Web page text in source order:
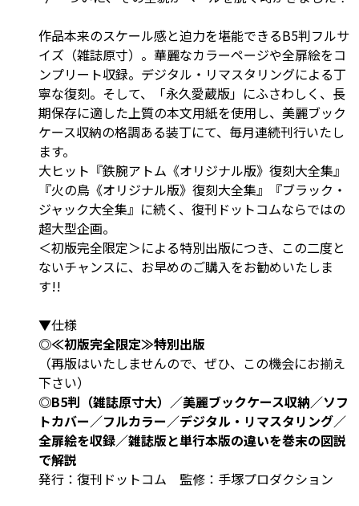
作品本来のスケール感と迫力を堪能できるB5判フルサ
イズ（雑誌原寸）。華麗なカラーページや全扉絵をコ
ンプリート収録。デジタル・リマスタリングによる丁
寧な復刻。そして、「永久愛蔵版」にふさわしく、長
期保存に適した上質の本文用紙を使用し、美麗ブック
ケース収納の格調ある装丁にて、毎月連続刊行いたし
ます。
大ヒット『鉄腕アトム《オリジナル版》復刻大全集』
『火の鳥《オリジナル版》復刻大全集』『ブラック・
ジャック大全集』に続く、復刊ドットコムならではの
超大型企画。
＜初版完全限定＞による特別出版につき、この二度と
ないチャンスに、お早めのご購入をお勧めいたしま
す!!
▼仕様
◎≪初版完全限定≫特別出版
（再版はいたしませんので、ぜひ、この機会にお揃え
下さい）
◎B5判（雑誌原寸大）／美麗ブックケース収納／ソフ
トカバー／フルカラー／デジタル・リマスタリング／
全扉絵を収録／雑誌版と単行本版の違いを巻末の図説
で解説
発行：復刊ドットコム 監修：手塚プロダクション